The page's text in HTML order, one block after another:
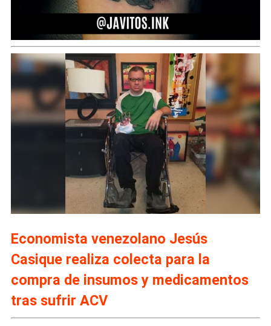
Economista venezolano Jesús
Casique realiza colecta para la
compra de insumos y medicamentos
tras sufrir ACV